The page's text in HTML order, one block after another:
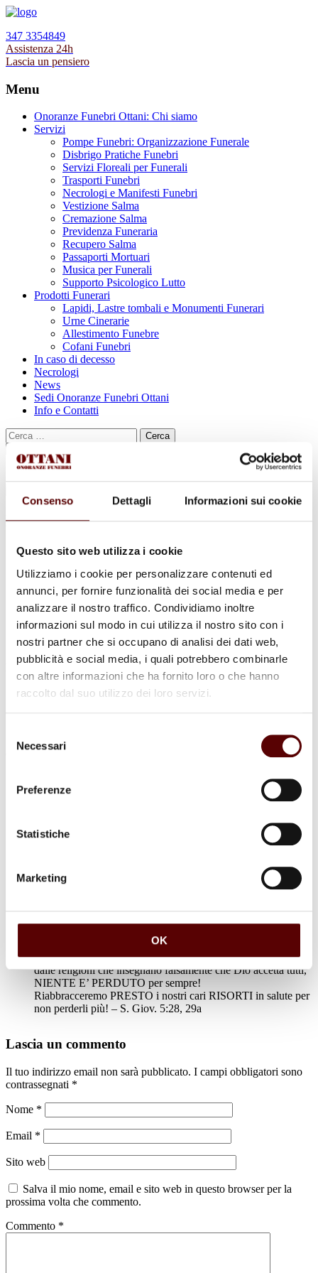
Consenso Dettagli Informazioni sui cookie
Questo sito web utilizza i cookie
Utilizziamo i cookie per personalizzare contenuti ed
annunci, per fornire funzionalità dei social media e per
analizzare il nostro traffico. Condividiamo inoltre
informazioni sul modo in cui utilizza il nostro sito con i
nostri partner che si occupano di analisi dei dati web,
pubblicità e social media, i quali potrebbero combinarle
con altre informazioni che ha fornito loro o che hanno
raccolto dal suo utilizzo dei loro servizi.
delNecessari
Preferenze
Statistiche
Marketing
OK
347 3354849
Assistenza 24h
Lascia un pensiero
Menu
Onoranze Funebri Ottani: Chi siamo
Servizi
Pompe Funebri: Organizzazione Funerale
Disbrigo Pratiche Funebri
Servizi Floreali per Funerali
Trasporti Funebri
Necrologi e Manifesti Funebri
Vestizione Salma
Cremazione Salma
Previdenza Funeraria
Recupero Salma
Passaporti Mortuari
Musica per Funerali
Supporto Psicologico Lutto
Prodotti Funerari
Lapidi, Lastre tombali e Monumenti Funerari
Urne Cinerarie
Allestimento Funebre
Cofani Funebri
In caso di decesso
Necrologi
News
Sedi Onoranze Funebri Ottani
Info e Contatti
Cerca
per:
Moreno Franchini
14 Marzo 1950 - 30 Maggio 2022
Condividi questa pagina
Luogo di sepoltura
cimitero di Bentivoglio
Matteo Alessandria: Ministro Cristiano Ordinato
Vi esprimo tanto affetto e prego per Voi! Se supplichiamo
accetta, cioè il VERO Cristianesimo insegnato dal Signore
Gesù Cristo, oggi privilegio di pochi, e usciamo SUBITO
dalle religioni che insegnano falsamente che Dio accetta tutti,
NIENTE E’ PERDUTO per sempre!
Riabbracceremo PRESTO i nostri cari RISORTI in salute per
non perderli più! – S. Giov. 5:28, 29a
Lascia un commento
Il tuo indirizzo email non sarà pubblicato. I campi obbligatori sono
contrassegnati *
Nome *
Email *
Sito web
Salva il mio nome, email e sito web in questo browser per la
prossima volta che commento.
Commento *